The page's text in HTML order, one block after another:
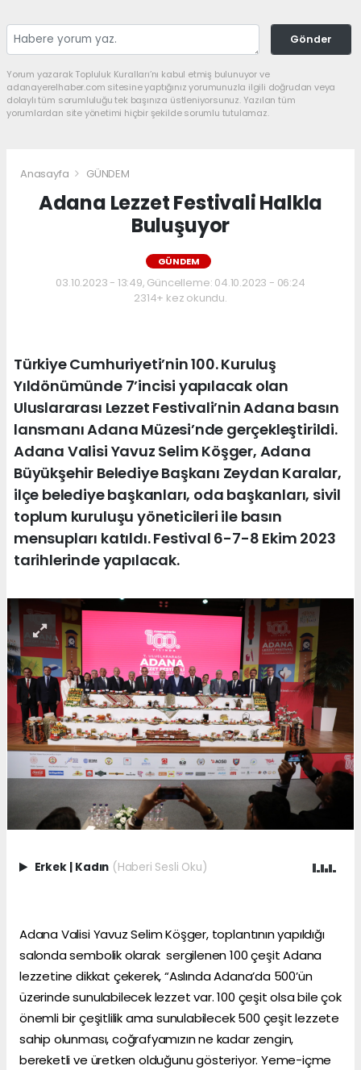
Gönder
Yorum yazarak Topluluk Kuralları’nı kabul etmiş bulunuyor ve
adanayerelhaber.com sitesine yaptığınız yorumunuzla ilgili doğrudan veya
dolaylı tüm sorumluluğu tek başınıza üstleniyorsunuz. Yazılan tüm
yorumlardan site yönetimi hiçbir şekilde sorumlu tutulamaz.
Anasayfa GÜNDEM
Adana Lezzet Festivali Halkla
Buluşuyor
GÜNDEM
03.10.2023 - 13:49, Güncelleme: 04.10.2023 - 06:24
2314+ kez okundu.
Türkiye Cumhuriyeti’nin 100. Kuruluş
Yıldönümünde 7’incisi yapılacak olan
Uluslararası Lezzet Festivali’nin Adana basın
lansmanı Adana Müzesi’nde gerçekleştirildi.
Adana Valisi Yavuz Selim Köşger, Adana
Büyükşehir Belediye Başkanı Zeydan Karalar,
ilçe belediye başkanları, oda başkanları, sivil
toplum kuruluşu yöneticileri ile basın
mensupları katıldı. Festival 6-7-8 Ekim 2023
tarihlerinde yapılacak.
Erkek | Kadın (Haberi Sesli Oku)
Adana Valisi Yavuz Selim Köşger, toplantının yapıldığı
salonda sembolik olarak sergilenen 100 çeşit Adana
lezzetine dikkat çekerek, “Aslında Adana’da 500’ün
üzerinde sunulabilecek lezzet var. 100 çeşit olsa bile çok
önemli bir çeşitlilik ama sunulabilecek 500 çeşit lezzete
sahip olunması, coğrafyamızın ne kadar zengin,
bereketli ve üretken olduğunu gösteriyor. Yeme-içme